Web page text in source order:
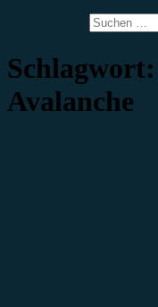
Suchen
nach:
Schlagwort:
Avalanche